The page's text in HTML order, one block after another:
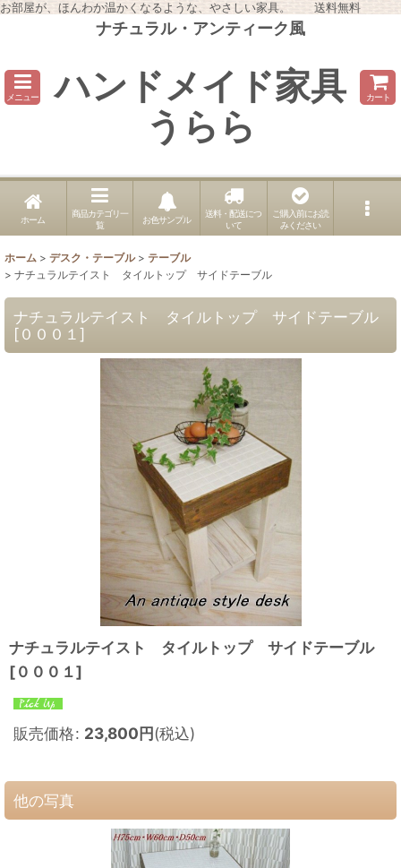
お部屋が、ほんわか温かくなるような、やさしい家具。 送料無料
ナチュラル・アンティーク風
メニュー ハンドメイド家具
うらら
カート
ホーム
商品カテゴリ一
覧
お色サンプル
送料・配送につ
いて
ご購入前にお読
みください
ホーム > デスク・テーブル > テーブル
> ナチュラルテイスト タイルトップ サイドテーブル
ナチュラルテイスト タイルトップ サイドテーブル
[０００１ ]
ナチュラルテイスト タイルトップ サイドテーブル
[０００１]
販売価格: 23,800円(税込)
他の写真